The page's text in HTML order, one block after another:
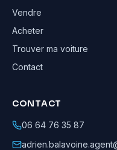
Vendre
Acheter
Trouver ma voiture
Contact
CONTACT
06 64 76 35 87